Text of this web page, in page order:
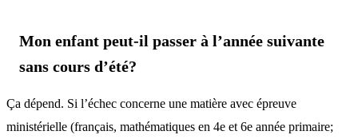
Mon enfant peut-il passer à l’année suivante
sans cours d’été?
Ça dépend. Si l’échec concerne une matière avec épreuve
ministérielle (français, mathématiques en 4e et 6e année primaire;